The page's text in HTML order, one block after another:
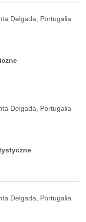
Delgada, Portugalia
Delgada, Portugalia
Delgada, Portugalia